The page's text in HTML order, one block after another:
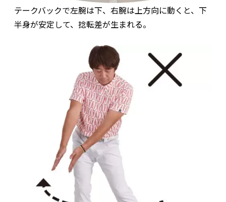
テークバックで左腕は下、右腕は上方向に動くと、下
半身が安定して、捻転差が生まれる。